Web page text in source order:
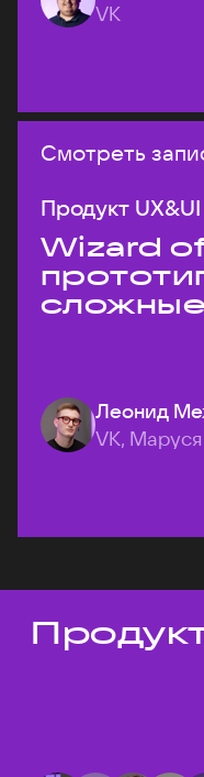
VK
Смотреть
Продукт UX&UI
Wizard
Леонид
VK, Маруся
Темы докладов